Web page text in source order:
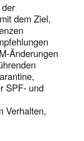
dem Ziel,
Änderungen
SPF- und
Verhalten,